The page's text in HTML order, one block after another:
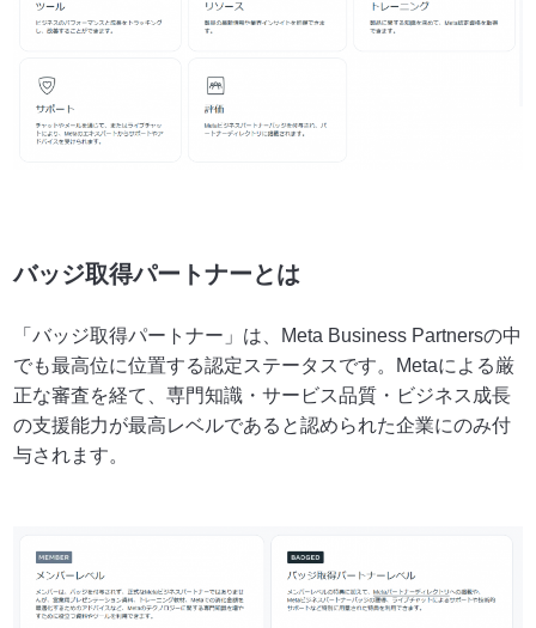
バッジ取得パートナーとは
「バッジ取得パートナー」は、Meta Business Partnersの中
でも最高位に位置する認定ステータスです。Metaによる厳
正な審査を経て、専門知識・サービス品質・ビジネス成長
の支援能力が最高レベルであると認められた企業にのみ付
与されます。